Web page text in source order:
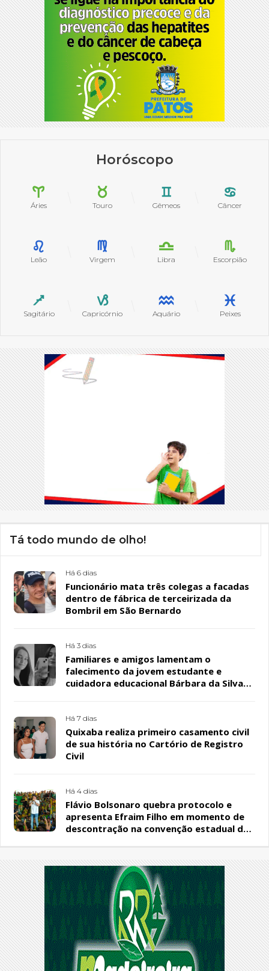
Horóscopo
Áries Touro Gêmeos Câncer
Leão Virgem Libra Escorpião
Sagitário Capricórnio Aquário Peixes
Tá todo mundo de olho!
Há 6 dias
Funcionário mata três colegas a facadas
dentro de fábrica de terceirizada da
Bombril em São Bernardo
Há 3 dias
Familiares e amigos lamentam o
falecimento da jovem estudante e
cuidadora educacional Bárbara da Silva
Há 7 dias
Quixaba realiza primeiro casamento civil
de sua história no Cartório de Registro
Civil
Há 4 dias
Flávio Bolsonaro quebra protocolo e
apresenta Efraim Filho em momento de
descontração na convenção estadual do